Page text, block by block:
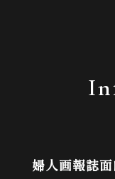
婦人画報誌